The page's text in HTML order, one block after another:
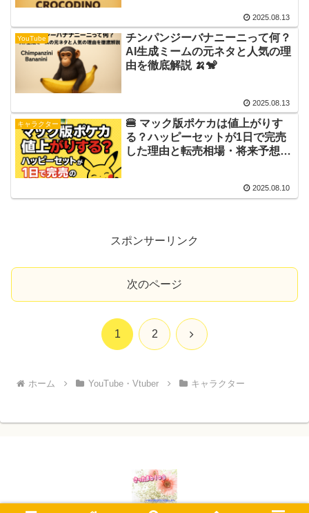
2025.08.13
YouTube
チンパンジーバナニーニって何？
AI生成ミームの元ネタと人気の理
由を徹底解説 🍌🐒
2025.08.13
キャラクター
🍔 マック版ポケカは値上がりす
る？ハッピーセットが1日で完売
した理由と転売相場・将来予想を
2025.08.10
スポンサーリンク
次のページ
1 2 次
ホーム YouTube・Vtuber キャラクター